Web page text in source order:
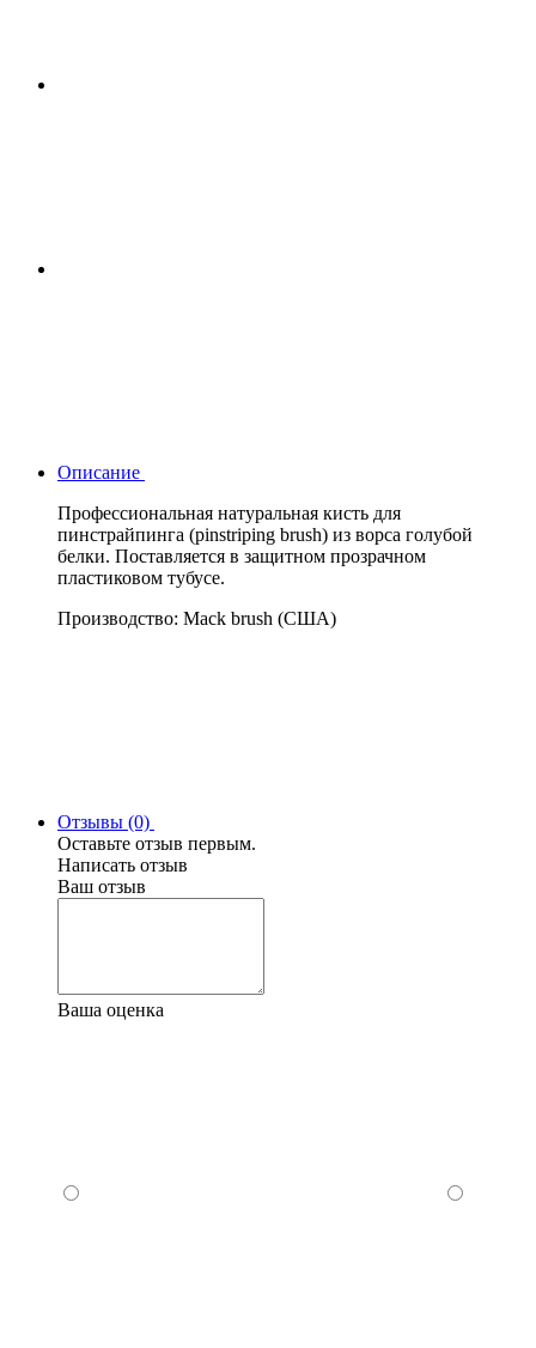
Описание
Профессиональная натуральная кисть для
пинстрайпинга (pinstriping brush) из ворса голубой
белки. Поставляется в защитном прозрачном
пластиковом тубусе.
Производство: Mack brush (США)
Отзывы (0)
Оставьте отзыв первым.
Написать отзыв
Ваш отзыв
Ваша оценка